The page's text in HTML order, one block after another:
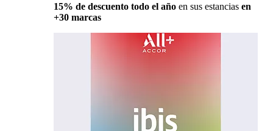
15% de descuento todo el año en sus estancias en
+30 marcas